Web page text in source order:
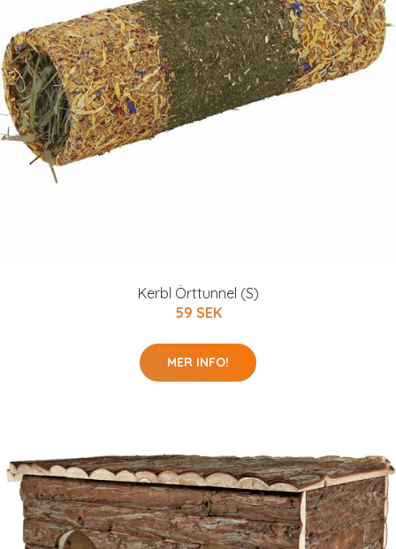
Kerbl Örttunnel (S)
59 SEK
MER INFO!